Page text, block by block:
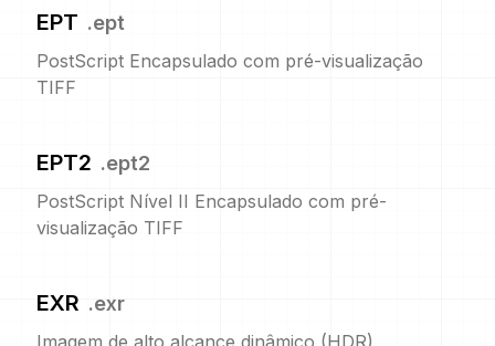
EPT .ept
PostScript Encapsulado com pré-visualização
TIFF
EPT2 .ept2
PostScript Nível II Encapsulado com pré-
visualização TIFF
EXR .exr
Imagem de alto alcance dinâmico (HDR)